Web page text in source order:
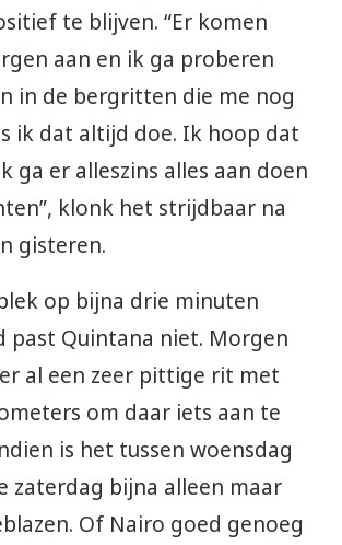
te blijven. “Er komen
aan en ik ga proberen
in de bergritten die me nog
ik dat altijd doe. Ik hoop dat
ga er alleszins alles aan doen
klonk het strijdbaar na
gisteren.
op bijna drie minuten
past Quintana niet. Morgen
al een zeer pittige rit met
om daar iets aan te
is het tussen woensdag
zaterdag bijna alleen maar
Of Nairo goed genoeg